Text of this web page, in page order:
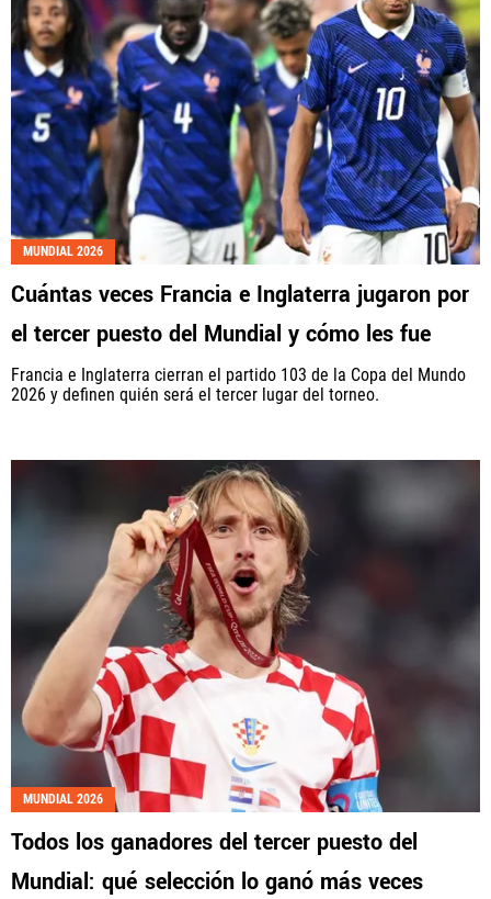
QUIENES SOMOS | STAFF | CONTACTO
Términos y Condiciones
Políticas de Privacidad
Política Editorial
Ad Choices
Fútbol Centroamérica, al igual que Futbol Sites, es
una compañía perteneciente a Better Collective.
Todos los derechos reservados.
MUNDIAL 2026
Cuántas veces Francia e Inglaterra jugaron por
el tercer puesto del Mundial y cómo les fue
Francia e Inglaterra cierran el partido 103 de la Copa del Mundo
2026 y definen quién será el tercer lugar del torneo.
MUNDIAL 2026
Todos los ganadores del tercer puesto del
Mundial: qué selección lo ganó más veces